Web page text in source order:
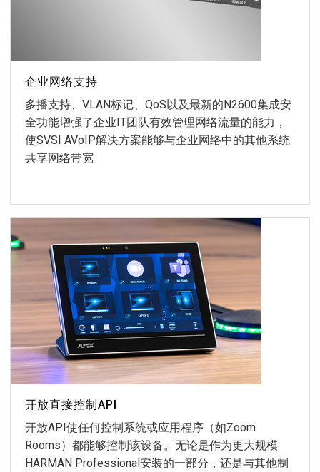
企业网络支持
多播支持、VLAN标记、QoS以及最新的N2600集成安
全功能增强了企业IT团队有效管理网络流量的能力，
使SVSI AVoIP解决方案能够与企业网络中的其他系统
共享网络带宽
开放直接控制API
开放API使任何控制系统或应用程序（如Zoom
Rooms）都能够控制该设备。无论是作为更大规模
HARMAN Professional安装的一部分，还是与其他制